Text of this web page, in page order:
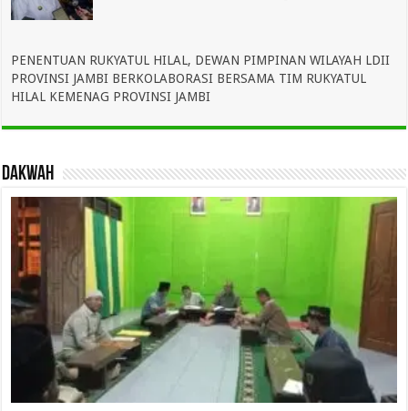
PENENTUAN RUKYATUL HILAL, DEWAN PIMPINAN WILAYAH LDII
PROVINSI JAMBI BERKOLABORASI BERSAMA TIM RUKYATUL
HILAL KEMENAG PROVINSI JAMBI
dakwah